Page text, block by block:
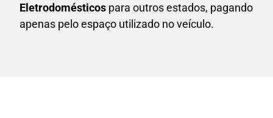
Eletrodomésticos para outros estados, pagando
apenas pelo espaço utilizado no veículo.